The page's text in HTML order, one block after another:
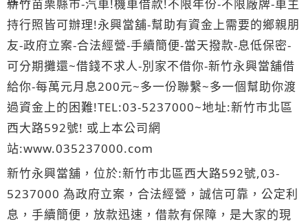
新竹苗栗縣市-汽車!機車借款!不限年份-不限廠牌-車主
持行照皆可辦理!永興當舖-幫助有資金上需要的鄉親朋
友-政府立案-合法經營-手續簡便-當天撥款-息低保密-
可分期攤還~借錢不求人-別家不借你-新竹永興當舖借
給你-每萬元月息200元~多一份聯繫~多一個幫助你渡
過資金上的困難!TEL:03-5237000~地址:新竹市北區
西大路592號! 或上本公司網
站:www.035237000.com
新竹永興當舖，位於:新竹市北區西大路592號,03-
5237000 為政府立案，合法經營，誠信可靠，公定利
息，手續簡便，放款迅速，借款有保障，是大家的現